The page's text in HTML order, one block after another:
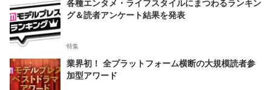
各種エンタメ・ライフスタイルにまつわるランキン
グ＆読者アンケート結果を発表
特集
業界初！ 全プラットフォーム横断の大規模読者参
加型アワード